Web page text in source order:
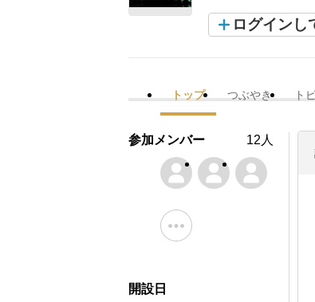
ログインし
トップ つぶやき ト
参加メンバー 12人
開設日